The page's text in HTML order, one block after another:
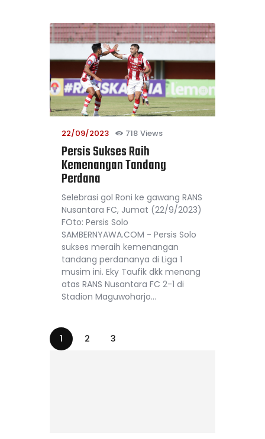
22/09/2023 718 Views
Persis Sukses Raih
Kemenangan Tandang
Perdana
Selebrasi gol Roni ke gawang RANS
Nusantara FC, Jumat (22/9/2023)
FOto: Persis Solo
SAMBERNYAWA.COM - Persis Solo
sukses meraih kemenangan
tandang perdananya di Liga 1
musim ini. Eky Taufik dkk menang
atas RANS Nusantara FC 2-1 di
Stadion Maguwoharjo…
1 2 3